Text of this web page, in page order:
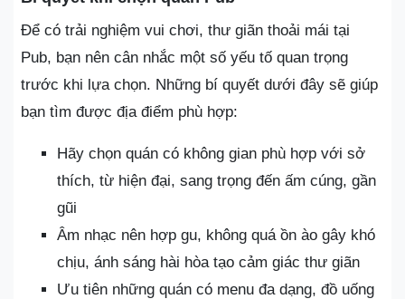
Để có trải nghiệm vui chơi, thư giãn thoải mái tại
Pub, bạn nên cân nhắc một số yếu tố quan trọng
trước khi lựa chọn. Những bí quyết dưới đây sẽ giúp
bạn tìm được địa điểm phù hợp:
Hãy chọn quán có không gian phù hợp với sở
thích, từ hiện đại, sang trọng đến ấm cúng, gần
gũi
Âm nhạc nên hợp gu, không quá ồn ào gây khó
chịu, ánh sáng hài hòa tạo cảm giác thư giãn
Ưu tiên những quán có menu đa dạng, đồ uống